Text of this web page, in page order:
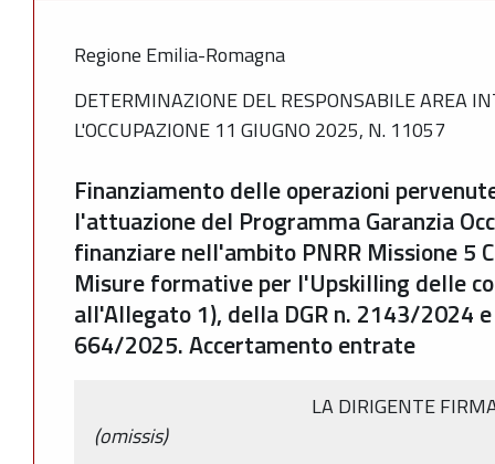
Regione Emilia-Romagna
DETERMINAZIONE DEL RESPONSABILE AREA
L'OCCUPAZIONE 11 GIUGNO 2025, N. 11057
Finanziamento delle operazioni
l'attuazione del Programma Garanzia
finanziare nell'ambito PNRR Missione 5
Misure formative per l'Upskilling delle
all'Allegato 1), della DGR n. 2143/2024 e
664/2025. Accertamento entrate
LA DIRIGENTE
(omissis)